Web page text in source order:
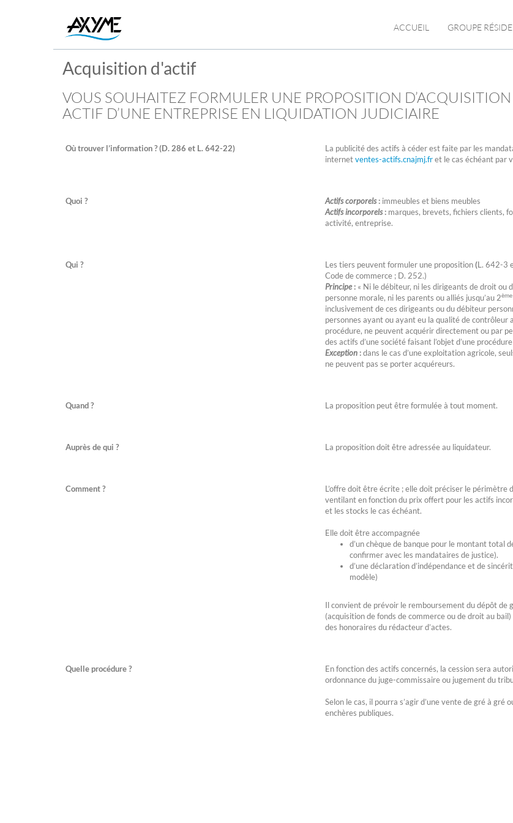
ACCUEIL GROUPE
Acquisition d'actif
VOUS SOUHAITEZ FORMULER UNE PROPOSITION
ACTIF D’UNE ENTREPRISE EN LIQUIDATION JUDICIAIRE
Où trouver l’information ? (D. 286 et L. 642-22)
La publicité des actifs à céder est faite par les
internetventes-actifs.cnajmj.fret le cas échéant par
Quoi ? Actifs corporels: immeubles et biens meubles
Actifs incorporels:marques, brevets, fichiers clients,
activité, entreprise.
Qui ? Les tiers peuvent formuler une proposition(L. 642-3
Code de commerce ; D. 252.)
Principe :« Ni le débiteur, ni les dirigeants de droit ou
personne morale, ni les parents ou alliés jusqu’au 2ème
inclusivement de ces dirigeants ou du débiteur
personnes ayant ou ayant eu la qualité de contrôleur
procédure, ne peuvent acquérir directement ou par
des actifs d’une société faisant l’objet d’une
Exception: dans le cas d’une exploitation agricole,
ne peuvent pas se porter acquéreurs.
Quand ? La proposition peut être formulée à tout moment.
Auprès de qui ? La proposition doit être adressée au liquidateur.
Comment ?
L’offre doit être écrite ; elle doit préciser le périmètre
ventilant en fonction du prix offert pour les actifs
et les stocks le cas échéant.
Elle doit être accompagnée
d’un chèque de banque pour le montant total
confirmer avec les mandataires de justice).
d’une déclaration d’indépendance et de
modèle)
Il convient de prévoir le remboursement du dépôt de
(acquisition de fonds de commerce ou de droit au
des honoraires du rédacteur d’actes.
Quelle procédure ?
En fonction des actifs concernés, la cession sera
ordonnance du juge-commissaire ou jugement du
Selon le cas, il pourra s’agir d’une vente de gré à gré
enchères publiques.